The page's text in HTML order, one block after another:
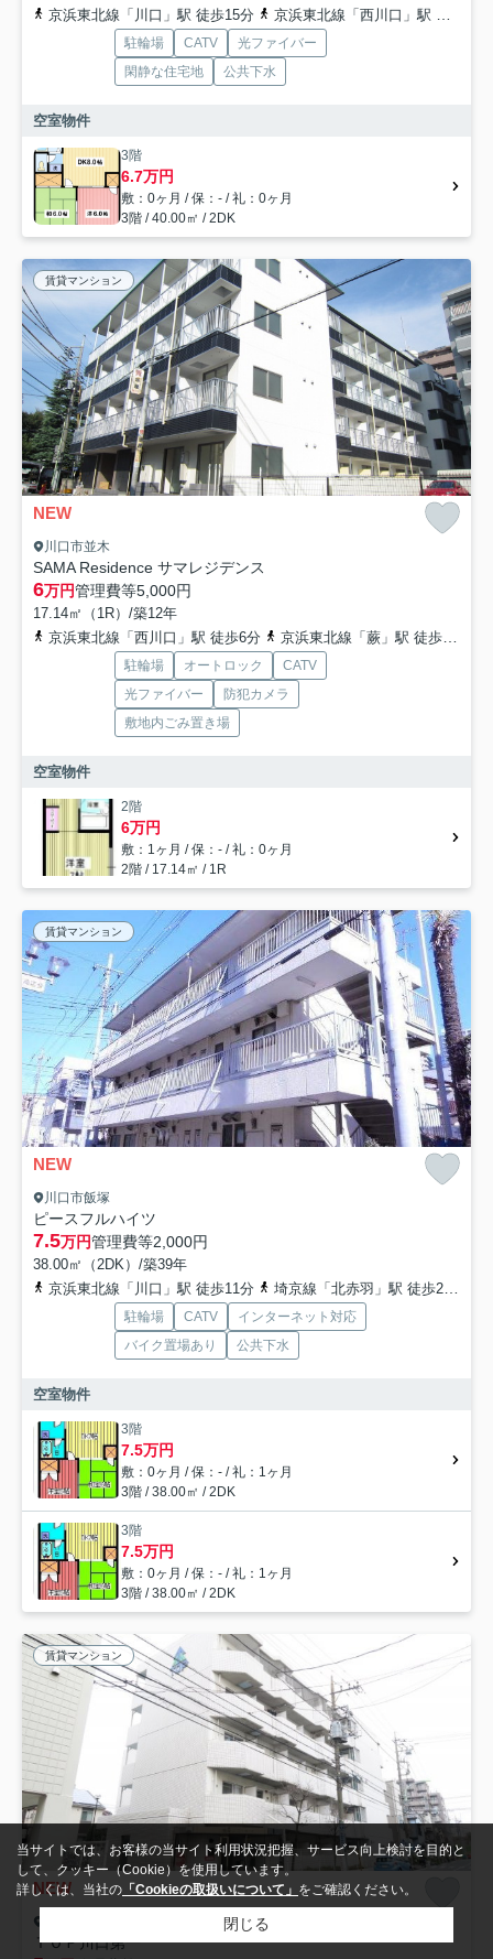
京浜東北線「川口」駅 徒歩15分
京浜東北線「西川口」駅 徒歩19分
駐輪場 CATV
光ファイバー
閑静な住宅地
公共下水
空室物件
3階
6.7万円
敷：0ヶ月 / 保：- / 礼：0ヶ月
3階 / 40.00㎡ / 2DK
賃貸マンション
NEW
川口市並木
SAMA Residence サマレジデンス
6万円管理費等5,000円
17.14㎡（1R）/築12年
京浜東北線「西川口」駅 徒歩6分
京浜東北線「蕨」駅 徒歩23分
駐輪場 オートロック
CATV
光ファイバー
防犯カメラ
敷地内ごみ置き場
空室物件
2階
6万円
敷：1ヶ月 / 保：- / 礼：0ヶ月
2階 / 17.14㎡ / 1R
賃貸マンション
NEW
川口市飯塚
ピースフルハイツ
7.5万円管理費等2,000円
38.00㎡（2DK）/築39年
京浜東北線「川口」駅 徒歩11分
埼京線「北赤羽」駅 徒歩25分
駐輪場 CATV
インターネット対応
バイク置場あり
公共下水
空室物件
3階
7.5万円
敷：0ヶ月 / 保：- / 礼：1ヶ月
3階 / 38.00㎡ / 2DK
3階
7.5万円
敷：0ヶ月 / 保：- / 礼：1ヶ月
3階 / 38.00㎡ / 2DK
賃貸マンション
NEW
ＴＯＰ川口第一
当サイトでは、お客様の当サイト利用状況把握、サービス向上検討を目的と
して、クッキー（Cookie）を使用しています。
詳しくは、当社の 「Cookieの取扱いについて」 をご確認ください。
閉じる